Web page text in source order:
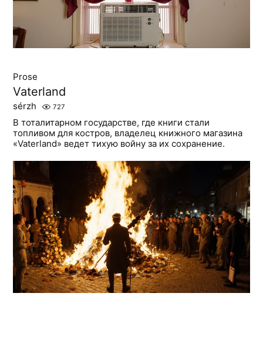
Prose
Vaterland
sérzh 727
В тоталитарном государстве, где книги стали
топливом для костров, владелец книжного магазина
«Vaterland» ведет тихую войну за их сохранение.